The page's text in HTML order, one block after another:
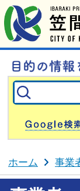
ホーム 事業